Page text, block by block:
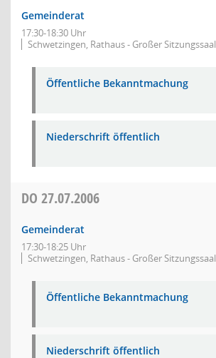
Gemeinderat
17:30-18:30 Uhr
Schwetzingen, Rathaus - Großer Sitzungssaal
Öffentliche Bekanntmachung
Niederschrift öffentlich
DO 27.07.2006
Gemeinderat
17:30-18:25 Uhr
Schwetzingen, Rathaus - Großer Sitzungssaal
Öffentliche Bekanntmachung
Niederschrift öffentlich